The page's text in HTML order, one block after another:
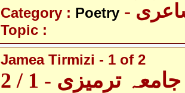
Category : Poetry
Topic :
Jamea Tirmizi - 1 of 2
جامعہ ترمیزی - 1 / 2